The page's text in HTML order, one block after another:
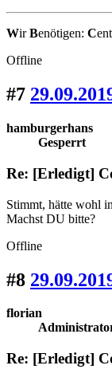
WirBenötigen: C
Offline
#7
hamburgerhans
Gesperrt
Re: [Erledigt]
Stimmt, hätte wohl
Machst DU bitte?
Offline
#8
florian
Re: [Erledigt]